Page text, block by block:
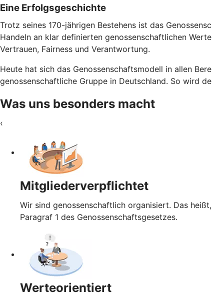
Eine Erfolgsgeschichte
Trotz seines 170-jährigen Bestehens ist das
Handeln an klar definierten genossenschaftlichen
Vertrauen, Fairness und Verantwortung.
Heute hat sich das Genossenschaftsmodell in allen
genossenschaftliche Gruppe in Deutschland. So wird
Was uns besonders macht
‹
Mitgliederverpflichtet
Wir sind genossenschaftlich organisiert. Das
Paragraf 1 des Genossenschaftsgesetzes.
Werteorientiert